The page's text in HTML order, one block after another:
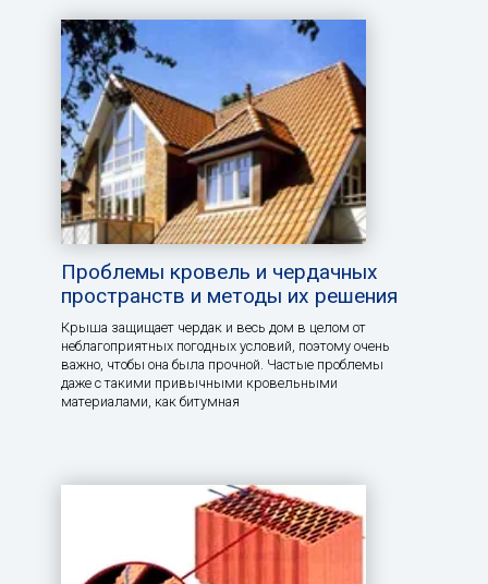
Проблемы кровель и чердачных
пространств и методы их решения
Крыша защищает чердак и весь дом в целом от
неблагоприятных погодных условий, поэтому очень
важно, чтобы она была прочной. Частые проблемы
даже с такими привычными кровельными
материалами, как битумная